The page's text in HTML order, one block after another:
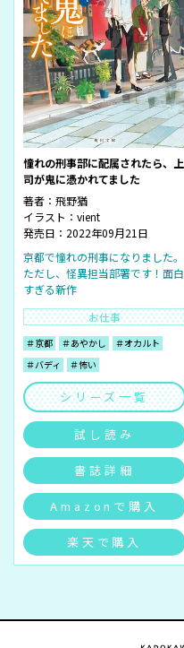
憧れの刑事部に配属されたら、上
司が鬼に憑かれてました
著者： 飛野猶
イラスト： vient
発売日：2022年09月21日
京都で憧れの刑事になりました。
ただし、怪異担当部署です！面白
すぎる新作
お仕事
＃京都 ＃あやかし
＃オカルト
＃バディ
＃怖い
シリーズ一覧
試し読み
書誌詳細
Amazonで購入
楽天で購入